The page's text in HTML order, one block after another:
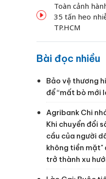
Toàn cảnh
35 tấn heo
TP.HCM
Bài đọc nhiều
Bảo vệ thương
để “mất bò mới
Agribank Chi
Khi chuyển đổi
cầu của người
không tiền mặt"
trở thành xu